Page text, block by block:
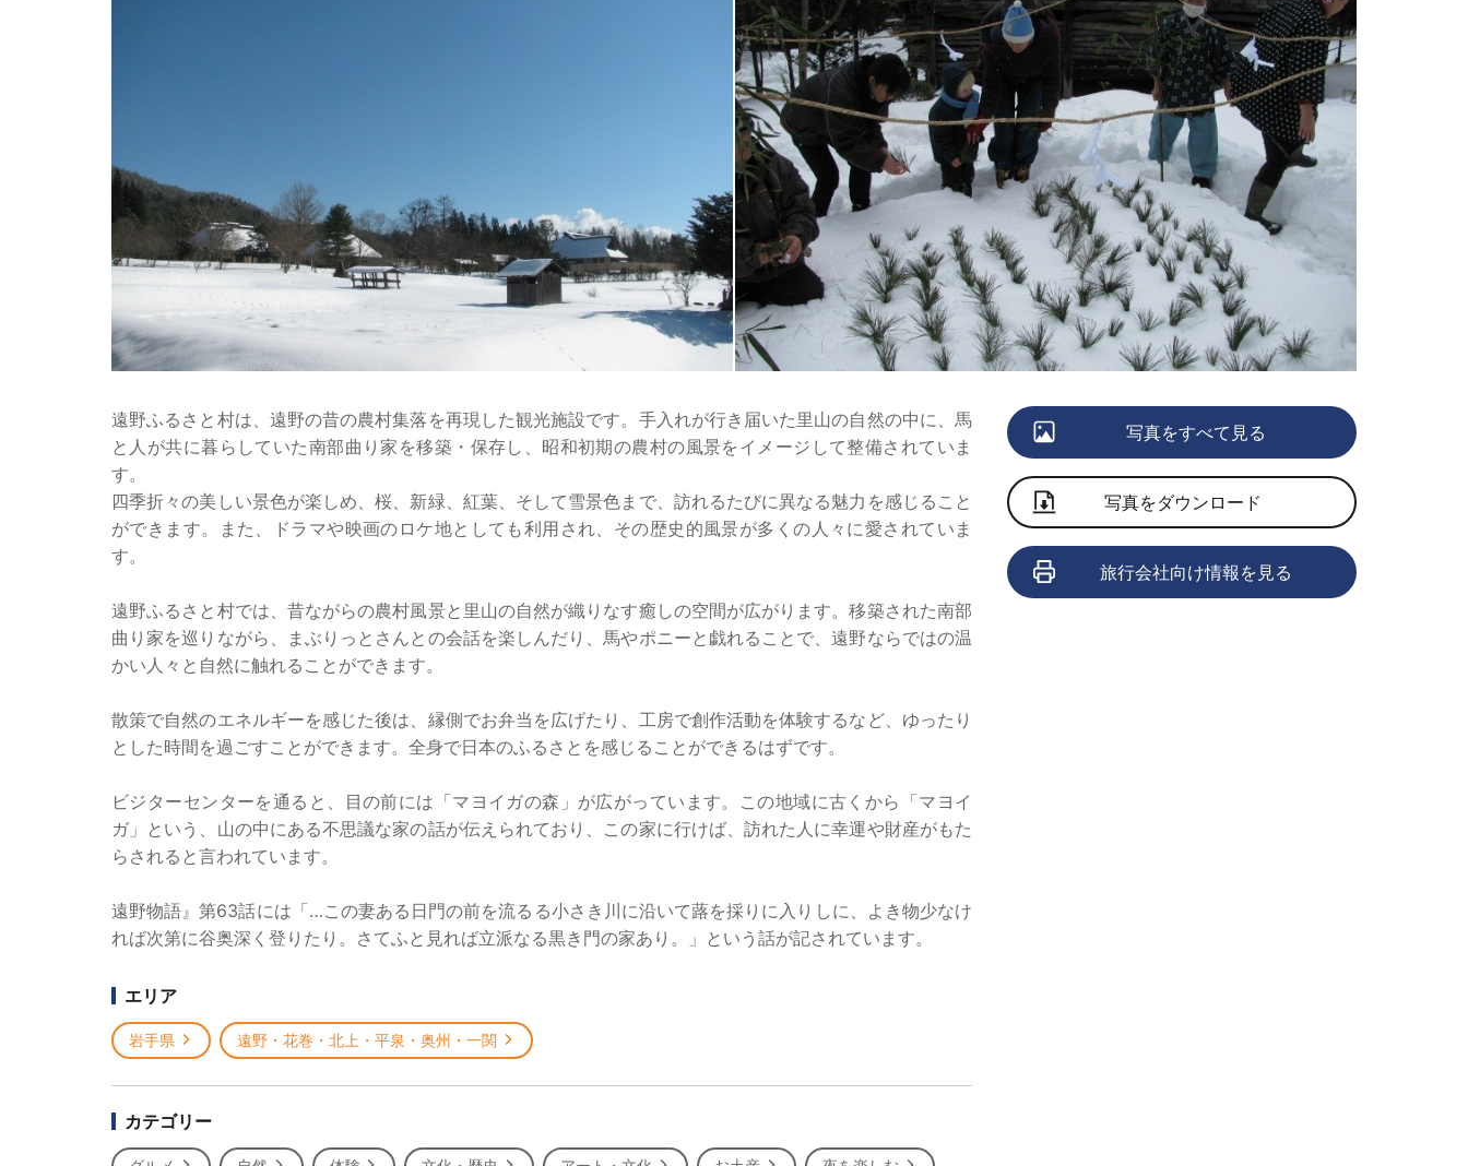
遠野ふるさと村は、遠野の昔の農村集落を再現した観光施設です。手入れが行き届いた里山の自然の中に、馬
と人が共に暮らしていた南部曲り家を移築・保存し、昭和初期の農村の風景をイメージして整備されていま
す。
四季折々の美しい景色が楽しめ、桜、新緑、紅葉、そして雪景色まで、訪れるたびに異なる魅力を感じること
ができます。また、ドラマや映画のロケ地としても利用され、その歴史的風景が多くの人々に愛されていま
す。
遠野ふるさと村では、昔ながらの農村風景と里山の自然が織りなす癒しの空間が広がります。移築された南部
曲り家を巡りながら、まぶりっとさんとの会話を楽しんだり、馬やポニーと戯れることで、遠野ならではの温
かい人々と自然に触れることができます。
散策で自然のエネルギーを感じた後は、縁側でお弁当を広げたり、工房で創作活動を体験するなど、ゆったり
とした時間を過ごすことができます。全身で日本のふるさとを感じることができるはずです。
ビジターセンターを通ると、目の前には「マヨイガの森」が広がっています。この地域に古くから「マヨイ
ガ」という、山の中にある不思議な家の話が伝えられており、この家に行けば、訪れた人に幸運や財産がもた
らされると言われています。
遠野物語』第63話には「…この妻ある日門の前を流るる小さき川に沿いて蕗を採りに入りしに、よき物少なけ
れば次第に谷奥深く登りたり。さてふと見れば立派なる黒き門の家あり。」という話が記されています。
エリア
岩手県 遠野・花巻・北上・平泉・奥州・一関
カテゴリー
写真をすべて見る
写真をダウンロード
旅行会社向け情報を見る